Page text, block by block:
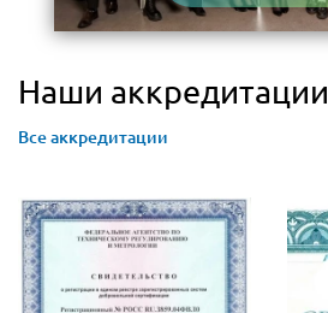
Наши аккредитации
Все аккредитации